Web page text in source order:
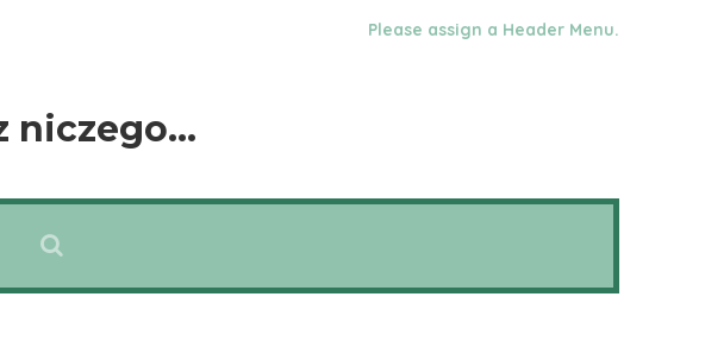
Please assign a Header Menu.
niczego…